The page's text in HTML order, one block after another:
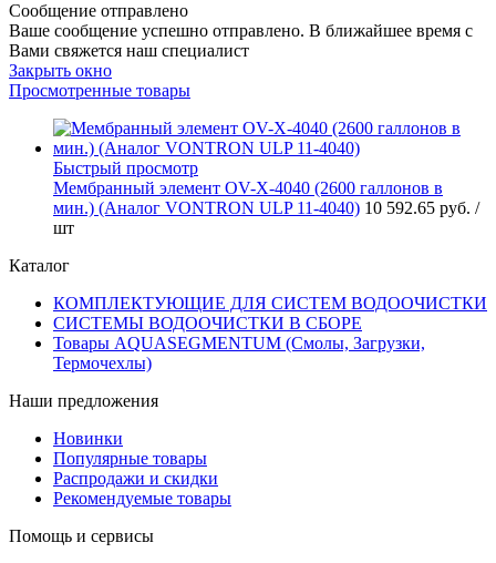
Сообщение отправлено
Ваше сообщение успешно отправлено. В ближайшее время с
Вами свяжется наш специалист
Закрыть окно
Просмотренные товары
Быстрый просмотр
Мембранный элемент OV-X-4040 (2600 галлонов в
мин.) (Аналог VONTRON ULP 11-4040) 10 592.65 руб. /
шт
Каталог
КОМПЛЕКТУЮЩИЕ ДЛЯ СИСТЕМ ВОДООЧИСТКИ
СИСТЕМЫ ВОДООЧИСТКИ В СБОРЕ
Товары AQUASEGMENTUM (Смолы, Загрузки,
Термочехлы)
Наши предложения
Новинки
Популярные товары
Распродажи и скидки
Рекомендуемые товары
Помощь и сервисы